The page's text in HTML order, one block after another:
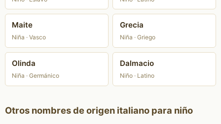
Maite
Niña · Vasco
Grecia
Niña · Griego
Olinda
Niña · Germánico
Dalmacio
Niño · Latino
Otros nombres de origen italiano para niño